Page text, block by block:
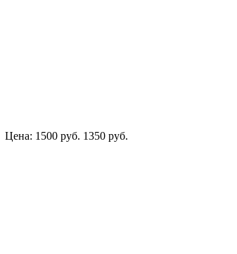
Цена: 1500 руб. 1350 руб.